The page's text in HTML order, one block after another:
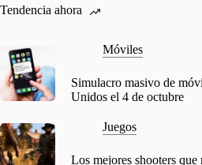
Tendencia ahora
Móviles
Simulacro masivo de
Unidos el 4 de octubre
Juegos
Los mejores shooters